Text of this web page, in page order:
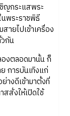
ญกระแสพระ
นพระราชพิธี
ายไปเข้าเครื่อง
กัน
องตลอดมานั้น ก็
การบันเทิงแก่
างดีเข้ามาตั้งที่
สสั่งให้เปิดใช้